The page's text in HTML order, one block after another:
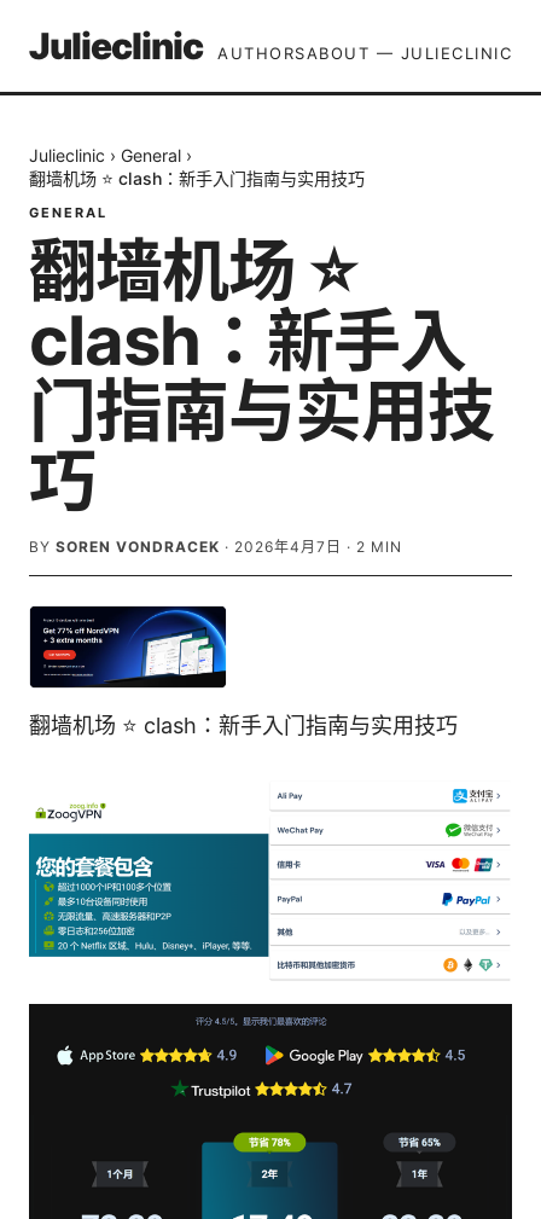
Julieclinic AUTHORSABOUT — JULIECLINIC
Julieclinic › General ›
翻墙机场 ⭐ clash：新手入门指南与实用技巧
GENERAL
翻墙机场 ⭐
clash：新手入
门指南与实用技
巧
BY SOREN VONDRACEK · 2026年4月7日 · 2 MIN
翻墙机场 ⭐ clash：新手入门指南与实用技巧